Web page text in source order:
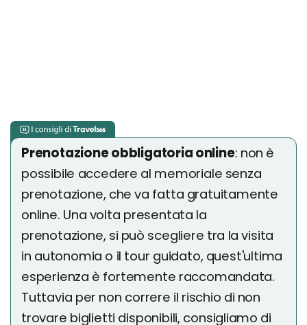
Prenotazione obbligatoria online: non è
possibile accedere al memoriale senza
prenotazione, che va fatta gratuitamente
online. Una volta presentata la
prenotazione, si può scegliere tra la visita
in autonomia o il tour guidato, quest'ultima
esperienza è fortemente raccomandata.
Tuttavia per non correre il rischio di non
trovare biglietti disponibili, consigliamo di